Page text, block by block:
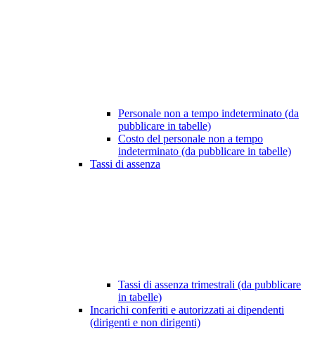
Personale non a tempo indeterminato (da
pubblicare in tabelle)
Costo del personale non a tempo
indeterminato (da pubblicare in tabelle)
Tassi di assenza
Tassi di assenza trimestrali (da pubblicare
in tabelle)
Incarichi conferiti e autorizzati ai dipendenti
(dirigenti e non dirigenti)